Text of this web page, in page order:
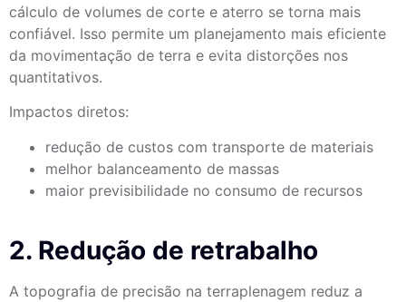
cálculo de volumes de corte e aterro se torna mais
confiável. Isso permite um planejamento mais eficiente
da movimentação de terra e evita distorções nos
quantitativos.
Impactos diretos:
redução de custos com transporte de materiais
melhor balanceamento de massas
maior previsibilidade no consumo de recursos
2. Redução de retrabalho
A topografia de precisão na terraplenagem reduz a